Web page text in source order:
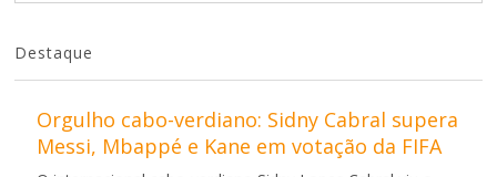
Destaque
Orgulho cabo-verdiano: Sidny Cabral supera
Messi, Mbappé e Kane em votação da FIFA